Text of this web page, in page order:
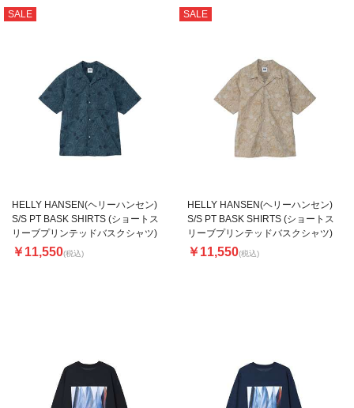
SALE
HELLY HANSEN(ヘリーハンセン)
S/S PT BASK SHIRTS (ショートス
リーブプリンテッドバスクシャツ)
￥11,550(税込)
SALE
HELLY HANSEN(ヘリーハンセン)
S/S PT BASK SHIRTS (ショートス
リーブプリンテッドバスクシャツ)
￥11,550(税込)